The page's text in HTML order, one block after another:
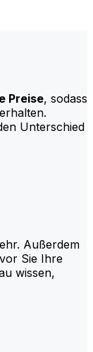
Preise, sodass
Unterschied
Außerdem
Sie Ihre
wissen,